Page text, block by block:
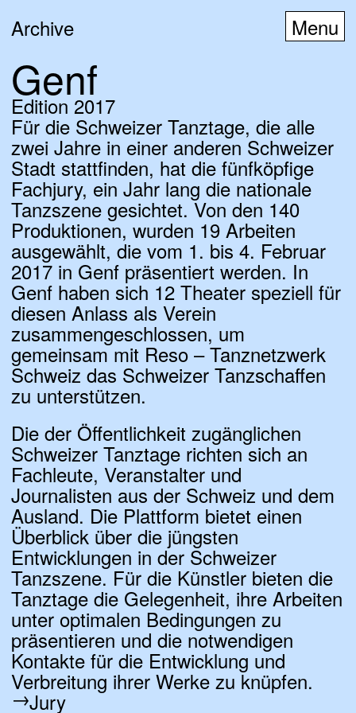
D E
Archive
Genf
Edition 2017
Für die Schweizer Tanztage, die alle
zwei Jahre in einer anderen Schweizer
Stadt stattfinden, hat die fünfköpfige
Fachjury, ein Jahr lang die nationale
Tanzszene gesichtet. Von den 140
Produktionen, wurden 19 Arbeiten
ausgewählt, die vom 1. bis 4. Februar
2017 in Genf präsentiert werden. In
Genf haben sich 12 Theater speziell für
diesen Anlass als Verein
zusammengeschlossen, um
gemeinsam mit Reso – Tanznetzwerk
Schweiz das Schweizer Tanzschaffen
zu unterstützen.
Die der Öffentlichkeit zugänglichen
Schweizer Tanztage richten sich an
Fachleute, Veranstalter und
Journalisten aus der Schweiz und dem
Ausland. Die Plattform bietet einen
Überblick über die jüngsten
Entwicklungen in der Schweizer
Tanzszene. Für die Künstler bieten die
Tanztage die Gelegenheit, ihre Arbeiten
unter optimalen Bedingungen zu
präsentieren und die notwendigen
Kontakte für die Entwicklung und
Verbreitung ihrer Werke zu knüpfen.
Jury